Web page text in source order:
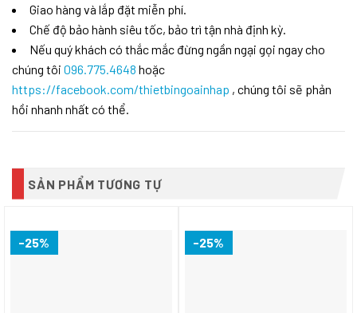
Giao hàng và lắp đặt miễn phí.
Chế độ bảo hành siêu tốc, bảo trì tận nhà định kỳ.
Nếu quý khách có thắc mắc đừng ngần ngại gọi ngay cho
chúng tôi 096.775.4648 hoặc
https://facebook.com/thietbingoainhap , chúng tôi sẽ phản
hồi nhanh nhất có thể.
SẢN PHẨM TƯƠNG TỰ
-25% -25%